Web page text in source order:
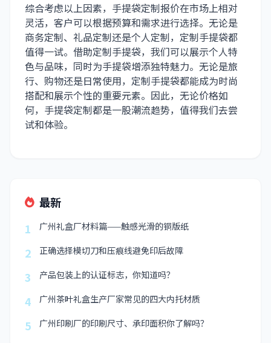
综合考虑以上因素，手提袋定制报价在市场上相对
灵活，客户可以根据预算和需求进行选择。无论是
商务定制、礼品定制还是个人定制，定制手提袋都
值得一试。借助定制手提袋，我们可以展示个人特
色与品味，同时为手提袋增添独特魅力。无论是旅
行、购物还是日常使用，定制手提袋都能成为时尚
搭配和展示个性的重要元素。因此，无论价格如
何，手提袋定制都是一股潮流趋势，值得我们去尝
试和体验。
最新
1
广州礼盒厂材料篇——触感光滑的铜版纸
2 正确选择模切刀和压痕线避免印后故障
3 产品包装上的认证标志，你知道吗？
4 广州茶叶礼盒生产厂家常见的四大内托材质
5 广州印刷厂的印刷尺寸、承印面积你了解吗？